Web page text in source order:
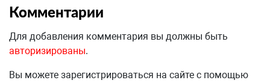
Комментарии
Для добавления комментария вы должны быть
авторизированы.
Вы можете зарегистрироваться на сайте с помощью